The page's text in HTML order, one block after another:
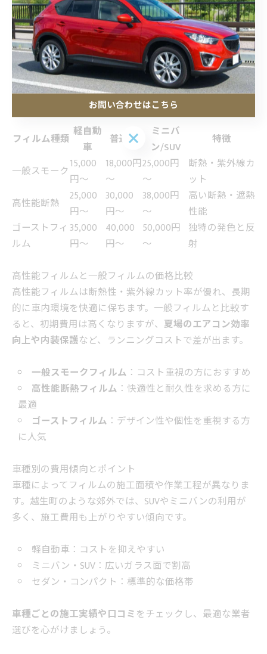
フィルムの種類別・車種別価格相場の実態
カーフィルムの選択肢は多様で、フィルムの種類や車種
によって料金が大きく異なります。特に埼玉県入間郡越
生町周辺では、専門店や量販店が多く、価格競争が活発
です。主要なフィルムの種類と車種別価格の目安を以下
の表にまとめます。
フィルム種類 軽自動
車
普通車
ミニバ
ン/SUV
特徴
一般スモーク15,000
円～
18,000円
～
25,000円
～
断熱・紫外線カ
ット
高性能断熱
25,000
円～
30,000
円～
38,000円
～
高い断熱・遮熱
性能
ゴーストフィ
ルム
35,000
円～
40,000
円～
50,000円
～
独特の発色と反
射
高性能フィルムと一般フィルムの価格比較
高性能フィルムは断熱性・紫外線カット率が優れ、長期
的に車内環境を快適に保ちます。一般フィルムと比較す
ると、初期費用は高くなりますが、 夏場のエアコン効率
向上や内装保護など、ランニングコストで差が出ます。
一般スモークフィルム ：コスト重視の方におすすめ
高性能断熱フィルム ：快適性と耐久性を求める方に
最適
ゴーストフィルム ：デザイン性や個性を重視する方
に人気
車種別の費用傾向とポイント
車種によってフィルムの施工面積や作業工程が異なりま
す。越生町のような郊外では、SUVやミニバンの利用が
多く、施工費用も上がりやすい傾向です。
軽自動車：コストを抑えやすい
ミニバン・SUV：広いガラス面で割高
セダン・コンパクト：標準的な価格帯
車種ごとの施工実績や口コミをチェックし、最適な業者
選びを心がけましょう。
お問い合わせはこちら
お問い合わせはこちら